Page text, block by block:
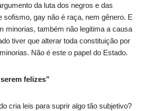
da luta dos negros e das
sofismo, gay não é raça, nem gênero. E
minorias, também não legitima a causa
tiver que alterar toda constituição por
Não é este o papel do Estado.
felizes”
cria leis para suprir algo tão subjetivo?